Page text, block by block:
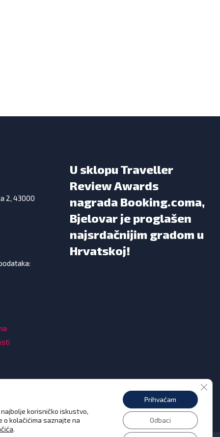
2, 43000
U sklopu Traveller
Review Awards
nagrada Booking.coma,
Bjelovar je proglašen
najsrdačnijim gradom u
Hrvatskoj!
korisničko iskustvo,
o kolačićima saznajte na
.
Prihvaćam
Odbaci